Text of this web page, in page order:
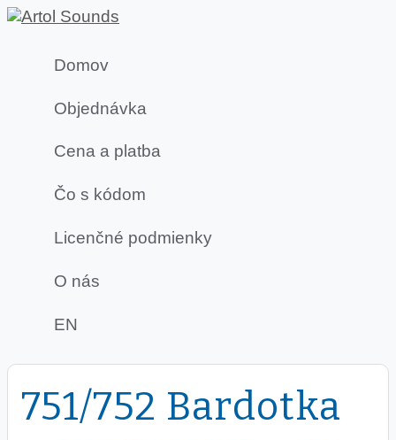
Domov
Objednávka
Cena a platba
Čo s kódom
Licenčné podmienky
O nás
EN
751/752 Bardotka